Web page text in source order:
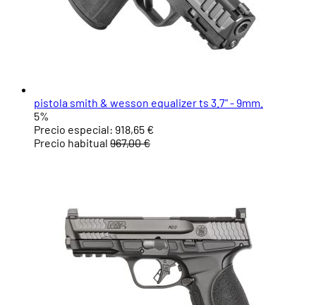
pistola smith & wesson equalizer ts 3.7" - 9mm.
5%
Precio especial: 918,65 €
Precio habitual 967,00 €